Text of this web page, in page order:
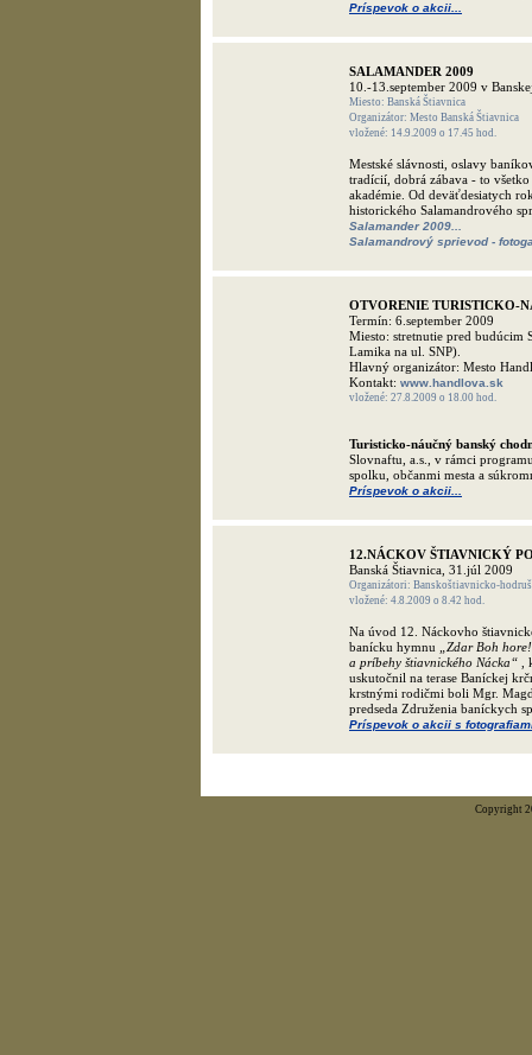
Príspevok o akcii...
SALAMANDER 2009
10.-13.september 2009 v
Miesto: Banská Štiavnica
Organizátor: Mesto Banská Štiavnica
vložené: 14.9.2009 o 17.45 hod.
Mestské slávnosti, oslavy
tradícií, dobrá zábava - to
akadémie. Od deväťdesiatych
historického Salamandrového
Salamander 2009...
Salamandrový sprievod -
OTVORENIE TURISTICKO-
Termín: 6.september 2009
Miesto: stretnutie pred budúcim
Lamika na ul. SNP).
Hlavný organizátor: Mesto
Kontakt: www.handlova.sk
vložené: 27.8.2009 o 18.00 hod.
Turisticko-náučný banský
Slovnaftu, a.s., v rámci
spolku, občanmi mesta a
Príspevok o akcii...
12.NÁCKOV ŠTIAVNICKÝ
Banská Štiavnica, 31.júl 2009
Organizátori: Banskoštiavnicko-
vložené: 4.8.2009 o 8.42 hod.
Na úvod 12. Náckovho
banícku hymnu
„Zdar Boh
a príbehy štiavnického Nácka“
uskutočnil na terase Baníckej
krstnými rodičmi boli Mgr.
predseda Združenia baníckych
Príspevok o akcii s
Copyright